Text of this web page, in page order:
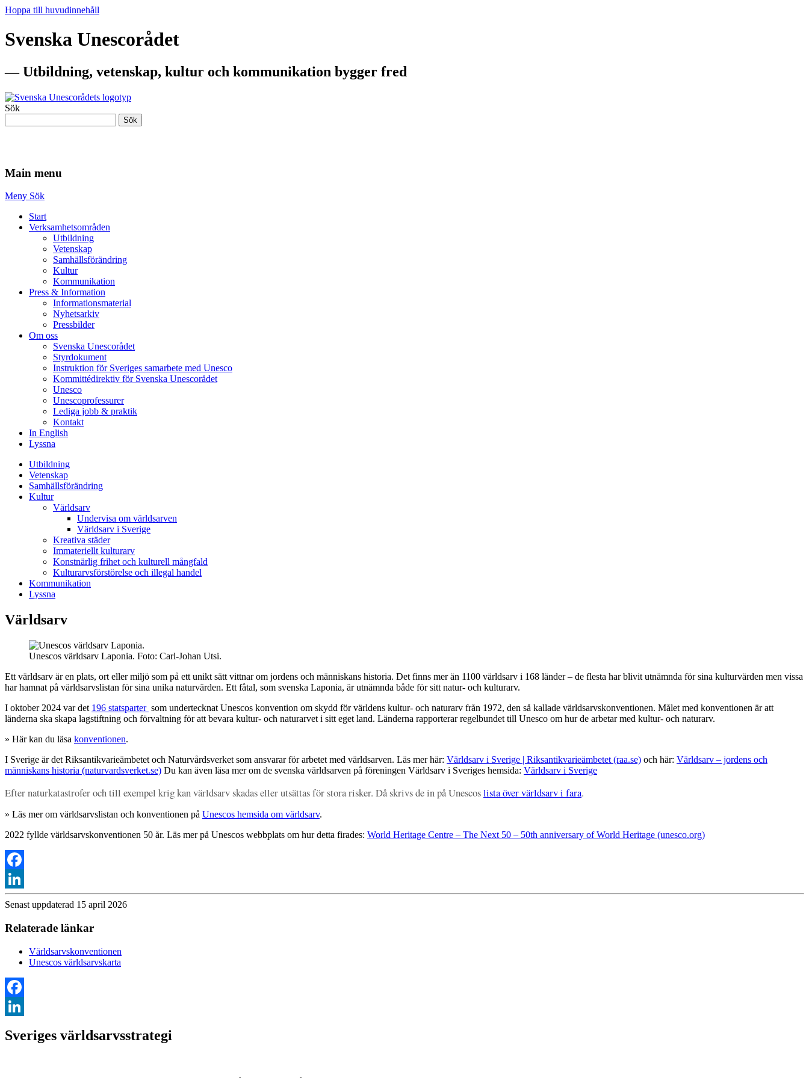
Hoppa till huvudinnehåll
Svenska Unescorådet
— Utbildning, vetenskap, kultur och kommunikation bygger fred
Sök
Sök
Main menu
Meny Sök
Start
Verksamhetsområden
Utbildning
Vetenskap
Samhällsförändring
Kultur
Kommunikation
Press & Information
Informationsmaterial
Nyhetsarkiv
Pressbilder
Om oss
Svenska Unescorådet
Styrdokument
Instruktion för Sveriges samarbete med Unesco
Kommittédirektiv för Svenska Unescorådet
Unesco
Unescoprofessurer
Lediga jobb & praktik
Kontakt
In English
Lyssna
Utbildning
Vetenskap
Samhällsförändring
Kultur
Världsarv
Undervisa om världsarven
Världsarv i Sverige
Kreativa städer
Immateriellt kulturarv
Konstnärlig frihet och kulturell mångfald
Kulturarvsförstörelse och illegal handel
Kommunikation
Lyssna
Världsarv
Unescos världsarv Laponia. Foto: Carl-Johan Utsi.
Ett världsarv är en plats, ort eller miljö som på ett unikt sätt vittnar om jordens och människans historia. Det finns mer än 1100 världsarv i 168 länder – de flesta har blivit utnämnda för sina kulturvärden men vissa
har hamnat på världsarvslistan för sina unika naturvärden. Ett fåtal, som svenska Laponia, är utnämnda både för sitt natur- och kulturarv.
I oktober 2024 var det 196 statsparter som undertecknat Unescos konvention om skydd för världens kultur- och naturarv från 1972, den så kallade världsarvskonventionen. Målet med konventionen är att
länderna ska skapa lagstiftning och förvaltning för att bevara kultur- och naturarvet i sitt eget land. Länderna rapporterar regelbundet till Unesco om hur de arbetar med kultur- och naturarv.
» Här kan du läsa konventionen.
I Sverige är det Riksantikvarieämbetet och Naturvårdsverket som ansvarar för arbetet med världsarven. Läs mer här: Världsarv i Sverige | Riksantikvarieämbetet (raa.se) och här: Världsarv – jordens och
människans historia (naturvardsverket.se) Du kan även läsa mer om de svenska världsarven på föreningen Världsarv i Sveriges hemsida: Världsarv i Sverige
Efter naturkatastrofer och till exempel krig kan världsarv skadas eller utsättas för stora risker. Då skrivs de in på Unescoslista över världsarv i fara.
» Läs mer om världsarvslistan och konventionen på Unescos hemsida om världsarv.
2022 fyllde världsarvskonventionen 50 år. Läs mer på Unescos webbplats om hur detta firades: World Heritage Centre – The Next 50 – 50th anniversary of World Heritage (unesco.org)
Facebook
LinkedIn
Senast uppdaterad 15 april 2026
Relaterade länkar
Världsarvskonventionen
Unescos världsarvskarta
Facebook
Sveriges världsarvsstrategi